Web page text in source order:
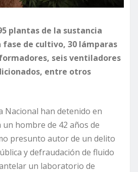
plantas de la sustancia
de cultivo, 30 lámparas
seis ventiladores
entre otros
Nacional han detenido en
hombre de 42 años de
presunto autor de un delito
y defraudación de fluido
un laboratorio de